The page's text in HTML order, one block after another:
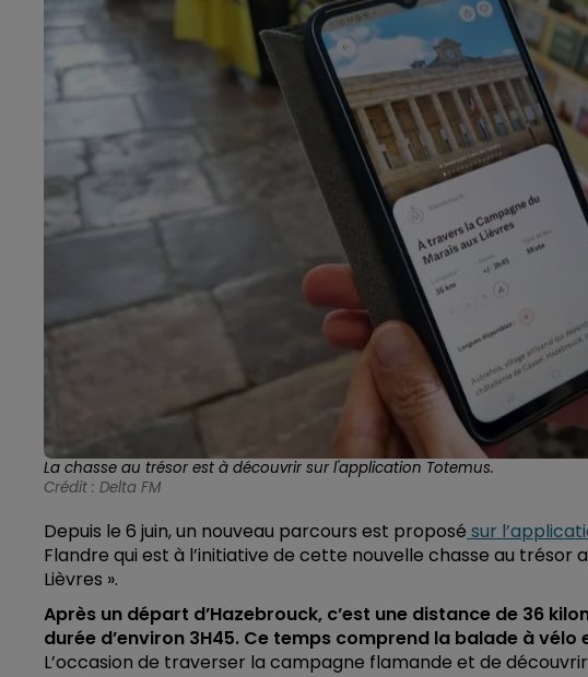
La chasse au trésor est à découvrir sur l'application Totemus.
Crédit : Delta FM
Depuis le 6 juin, un nouveau parcours est proposé sur
Flandre qui est à l’initiative de cette nouvelle chasse au trésor
Lièvres ».
Après un départ d’Hazebrouck, c’est une distance de 36
durée d’environ 3H45. Ce temps comprend la balade à
L’occasion de traverser la campagne flamande et de